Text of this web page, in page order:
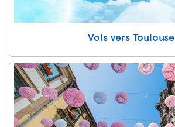
Vols vers Toulouse